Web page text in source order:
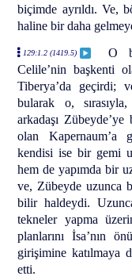
biçimde ayrıldı. Ve,
haline bir daha
129:1.2 (1419.5)
O
Celile’nin başkenti
Tiberya’da geçirdi;
bularak o,
arkadaşı
olan Kapernaum’a
kendisi ise bir gemi
hem de yapımda bir
ve, Zübeyde uzunca
bilir haldeydi.
tekneler yapma
planlarını İsa’nın
girişimine katılmaya
etti.